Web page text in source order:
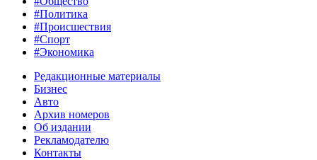
#Политика
#Происшествия
#Спорт
#Экономика
Редакционные материалы
Бизнес
Авто
Архив номеров
Об издании
Рекламодателю
Контакты